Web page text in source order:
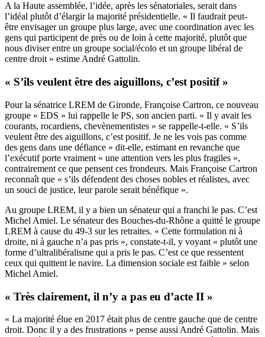
A la Haute assemblée, l’idée, après les sénatoriales, serait dans
l’idéal plutôt d’élargir la majorité présidentielle. « Il faudrait peut-
être envisager un groupe plus large, avec une coordination avec les
gens qui participent de près ou de loin à cette majorité, plutôt que
nous diviser entre un groupe social/écolo et un groupe libéral de
centre droit » estime André Gattolin.
« S’ils veulent être des aiguillons, c’est positif »
Pour la sénatrice LREM de Gironde, Françoise Cartron, ce nouveau
groupe « EDS » lui rappelle le PS, son ancien parti. « Il y avait les
courants, rocardiens, chevènementistes » se rappelle-t-elle. « S’ils
veulent être des aiguillons, c’est positif. Je ne les vois pas comme
des gens dans une défiance » dit-elle, estimant en revanche que
l’exécutif porte vraiment « une attention vers les plus fragiles »,
contrairement ce que pensent ces frondeurs. Mais Françoise Cartron
reconnaît que « s’ils défendent des choses nobles et réalistes, avec
un souci de justice, leur parole serait bénéfique ».
Au groupe LREM, il y a bien un sénateur qui a franchi le pas. C’est
Michel Amiel. Le sénateur des Bouches-du-Rhône a quitté le groupe
LREM à cause du 49-3 sur les retraites. « Cette formulation ni à
droite, ni à gauche n’a pas pris », constate-t-il, y voyant « plutôt une
forme d’ultralibéralisme qui a pris le pas. C’est ce que ressentent
ceux qui quittent le navire. La dimension sociale est faible » selon
Michel Amiel.
« Très clairement, il n’y a pas eu d’acte II »
« La majorité élue en 2017 était plus de centre gauche que de centre
droit. Donc il y a des frustrations » pense aussi André Gattolin. Mais